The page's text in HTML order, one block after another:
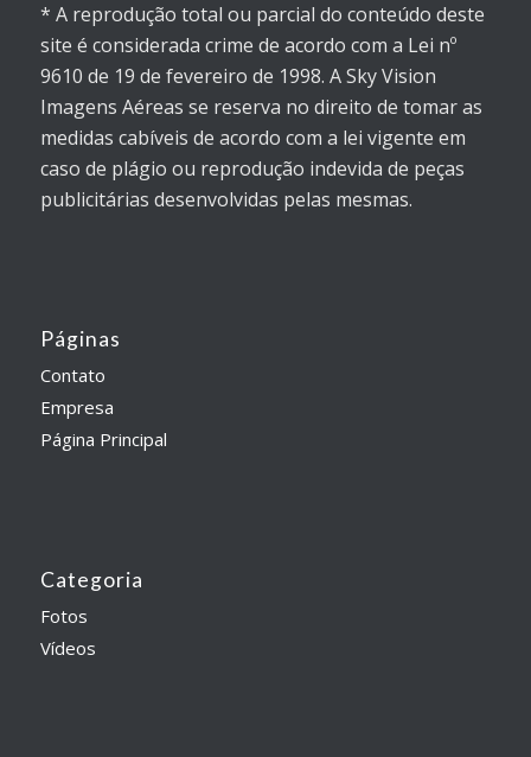
* A reprodução total ou parcial do conteúdo deste
site é considerada crime de acordo com a Lei nº
9610 de 19 de fevereiro de 1998. A Sky Vision
Imagens Aéreas se reserva no direito de tomar as
medidas cabíveis de acordo com a lei vigente em
caso de plágio ou reprodução indevida de peças
publicitárias desenvolvidas pelas mesmas.
Páginas
Contato
Empresa
Página Principal
Categoria
Fotos
Vídeos